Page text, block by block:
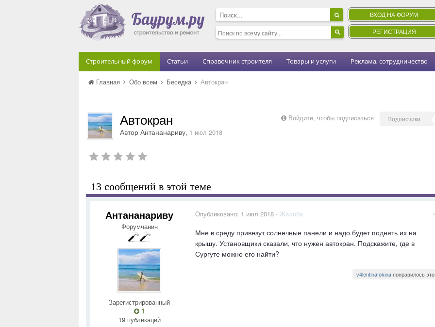
ВХОД НА ФОРУМ
РЕГИСТРАЦИЯ
Строительный форум Статьи Справочник строителя Товары и услуги Реклама, сотрудничество
Главная Обо всем Беседка Автокран
Войдите, чтобы подписаться Подписчики
Автокран
Автор Антананариву, 1 июл 2018
13 сообщений в этой теме
Антананариву
Форумчанин
Зарегистрированный
1
19 публикаций
Опубликовано: 1 июл 2018 · Жалоба
Мне в среду привезут солнечные панели и надо будет поднять их на
крышу. Установщики сказали, что нужен автокран. Подскажите, где в
Сургуте можно его найти?
v4lentinafokinaпонравилось это